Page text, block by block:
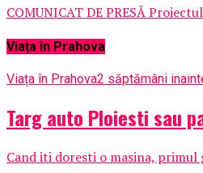
COMUNICAT DE PRESĂ
Viața în Prahova
Viața în Prahova2 săptămâni
Targ auto Ploiesti sau
Cand iti doresti o masina,